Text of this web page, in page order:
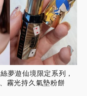
夢遊仙境限定系列，
霧光持久氣墊粉餅